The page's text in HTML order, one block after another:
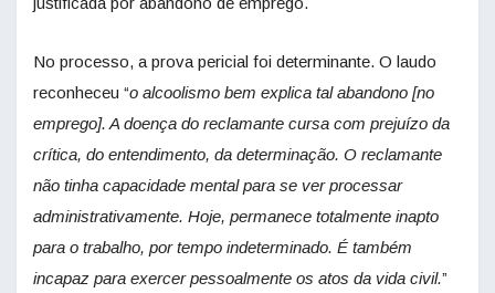
No processo, a prova pericial foi determinante. O laudo
reconheceu “o alcoolismo bem explica tal abandono [no
emprego]. A doença do reclamante cursa com prejuízo da
crítica, do entendimento, da determinação. O reclamante
não tinha capacidade mental para se ver processar
administrativamente. Hoje, permanece totalmente inapto
para o trabalho, por tempo indeterminado. É também
incapaz para exercer pessoalmente os atos da vida civil.”